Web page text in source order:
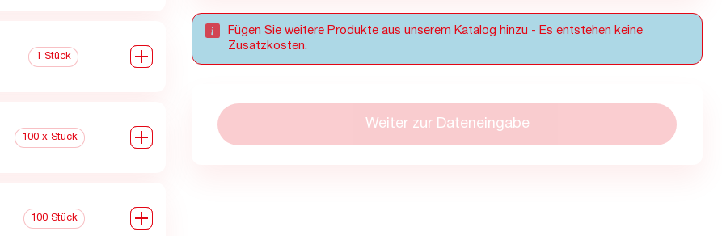
1 Stück 0
100 x Stück 0
100 Stück 0
Fügen Sie weitere Produkte aus unserem Katalog hinzu - Es entstehen keine
Zusatzkosten.
Weiter zur Dateneingabe